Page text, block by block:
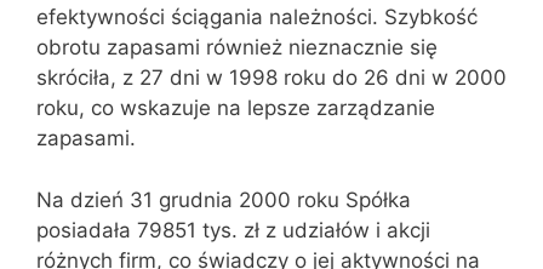
efektywności ściągania należności. Szybkość
obrotu zapasami również nieznacznie się
skróciła, z 27 dni w 1998 roku do 26 dni w 2000
roku, co wskazuje na lepsze zarządzanie
zapasami.
Na dzień 31 grudnia 2000 roku Spółka
posiadała 79851 tys. zł z udziałów i akcji
różnych firm, co świadczy o jej aktywności na